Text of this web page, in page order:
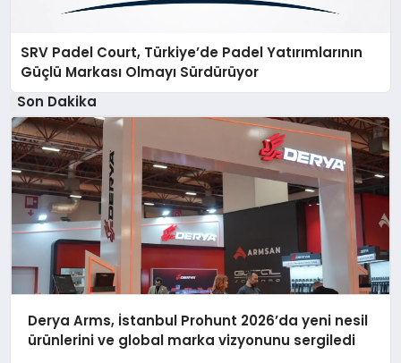
SRV Padel Court, Türkiye’de Padel Yatırımlarının
Güçlü Markası Olmayı Sürdürüyor
Son Dakika
Derya Arms, İstanbul Prohunt 2026’da yeni nesil
ürünlerini ve global marka vizyonunu sergiledi